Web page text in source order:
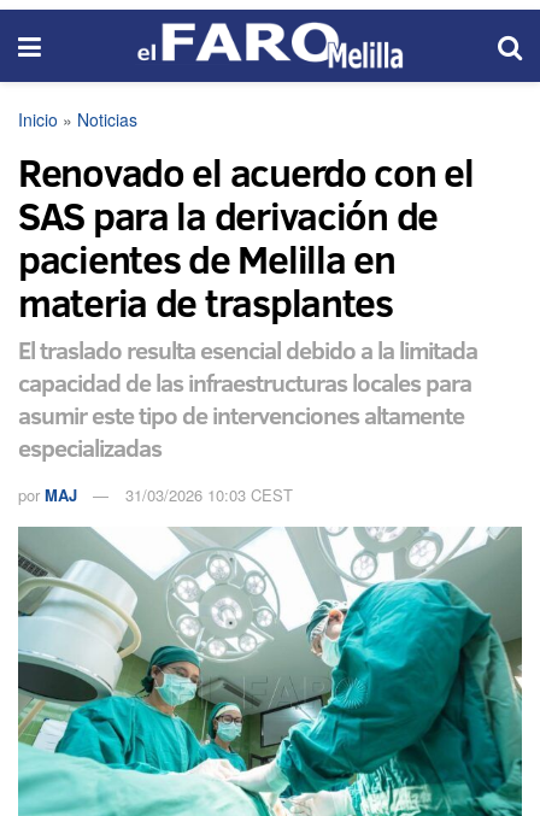
Inicio » Noticias
Renovado el acuerdo con el
SAS para la derivación de
pacientes de Melilla en
materia de trasplantes
El traslado resulta esencial debido a la limitada
capacidad de las infraestructuras locales para
asumir este tipo de intervenciones altamente
especializadas
por MAJ 31/03/2026 10:03 CEST